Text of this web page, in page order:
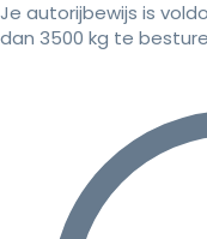
Je autorijbewijs is
dan 3500 kg te